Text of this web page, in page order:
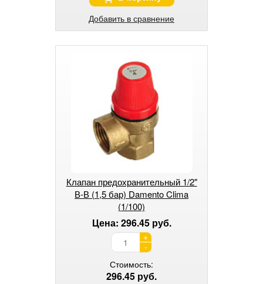
Добавить в сравнение
Клапан предохранительный 1/2"
В-В (1,5 бар) Damento Clima
(1/100)
Цена: 296.45 руб.
+
-
Стоимость:
296.45 руб.